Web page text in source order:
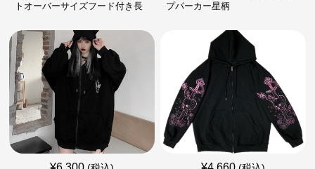
トオーバーサイズフード付き長
プパーカー星柄